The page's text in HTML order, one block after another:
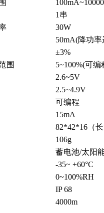
1串
30W
50mA(降功率
±3%
围
5~100%(可编
2.6~5V
2.5~4.9V
可编程
15mA
82*42*16（
106g
蓄电池/太阳
-35~ +60°C
0~100%RH
IP 68
4000m